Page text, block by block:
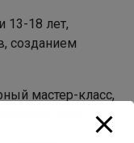
13-18 лет,
созданием
мастер-класс,